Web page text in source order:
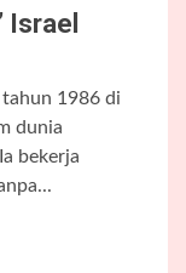
Israel
tahun 1986 di
dunia
bekerja